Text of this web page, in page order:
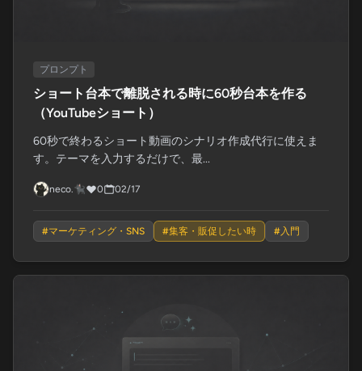
プロンプト
ショート台本で離脱される時に60秒台本を作る
（YouTubeショート）
60秒で終わるショート動画のシナリオ作成代行に使えま
す。テーマを入力するだけで、最...
neco.🐈‍⬛ 0 02/17
#マーケティング・SNS #集客・販促したい時 # 入門